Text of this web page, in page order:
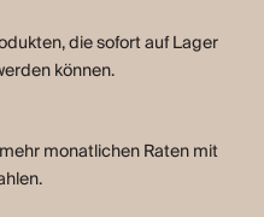
die sofort auf Lager
können.
monatlichen Raten mit